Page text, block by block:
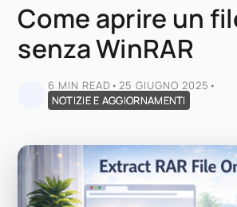
Come aprire un
senza WinRAR
6 MIN READ • 25 GIUGNO 2025 •
NOTIZIE E AGGIORNAMENTI